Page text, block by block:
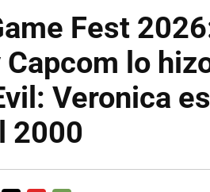
Fest
lo
Veronica
2000